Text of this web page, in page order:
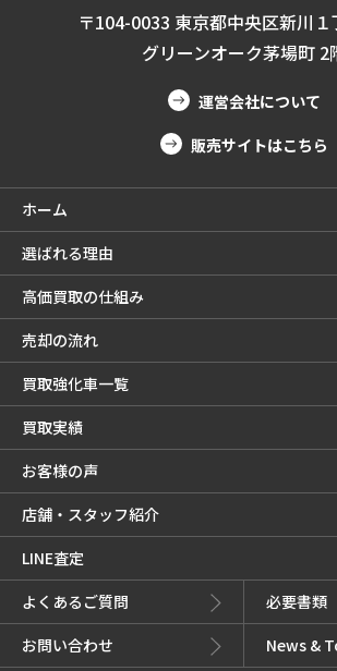
〒104-0033 東京都中央区新川１
グリーンオーク茅場町 2
運営会社について
販売サイトはこちら
ホーム
選ばれる理由
高価買取の仕組み
売却の流れ
買取強化車一覧
買取実績
お客様の声
店舗・スタッフ紹介
LINE査定
よくあるご質問
必要書類
お問い合わせ
News &